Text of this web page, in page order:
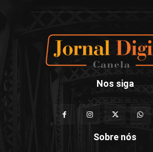
Nos siga
Sobre nós